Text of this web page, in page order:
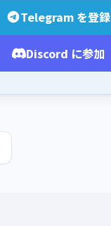
Telegram を登録
Discord に参加